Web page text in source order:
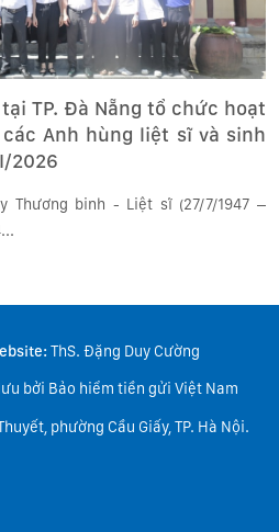
TP. Đà Nẵng tổ chức hoạt
Anh hùng liệt sĩ và sinh
2026
Thương binh - Liệt sĩ (27/7/1947 –
ThS. Đặng Duy Cường
bởi Bảo hiểm tiền gửi Việt Nam
phường Cầu Giấy, TP. Hà Nội.